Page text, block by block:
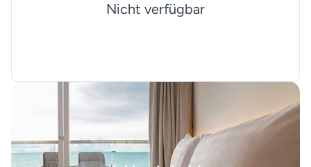
Nicht verfügbar